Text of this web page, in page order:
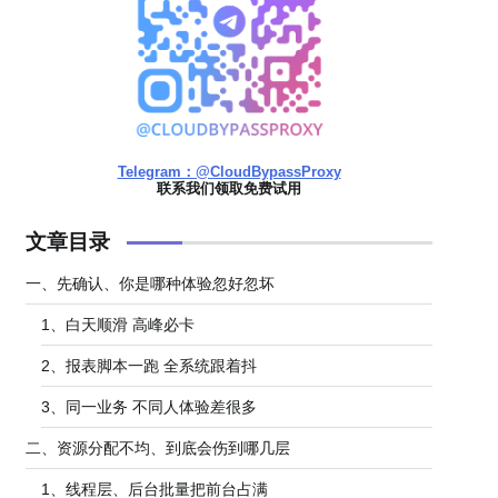
Telegram：@CloudBypassProxy
联系我们领取免费试用
文章目录
一、先确认、你是哪种体验忽好忽坏
1、白天顺滑 高峰必卡
2、报表脚本一跑 全系统跟着抖
3、同一业务 不同人体验差很多
二、资源分配不均、到底会伤到哪几层
1、线程层、后台批量把前台占满